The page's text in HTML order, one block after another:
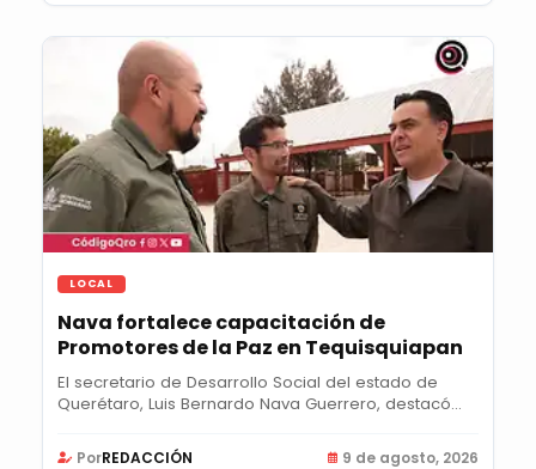
LOCAL
Nava fortalece capacitación de
Promotores de la Paz en Tequisquiapan
El secretario de Desarrollo Social del estado de
Querétaro, Luis Bernardo Nava Guerrero, destacó
PorREDACCIÓN 9 de agosto, 2026